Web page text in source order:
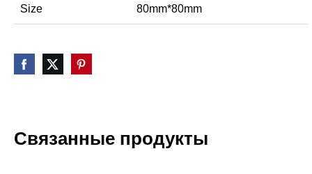
Size 80mm*80mm
Связанные продукты